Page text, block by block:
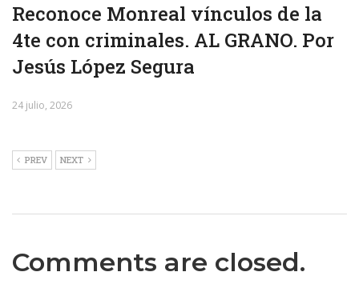
Reconoce Monreal vínculos de la
4te con criminales. AL GRANO. Por
Jesús López Segura
24 julio, 2026
PREV NEXT
Comments are closed.